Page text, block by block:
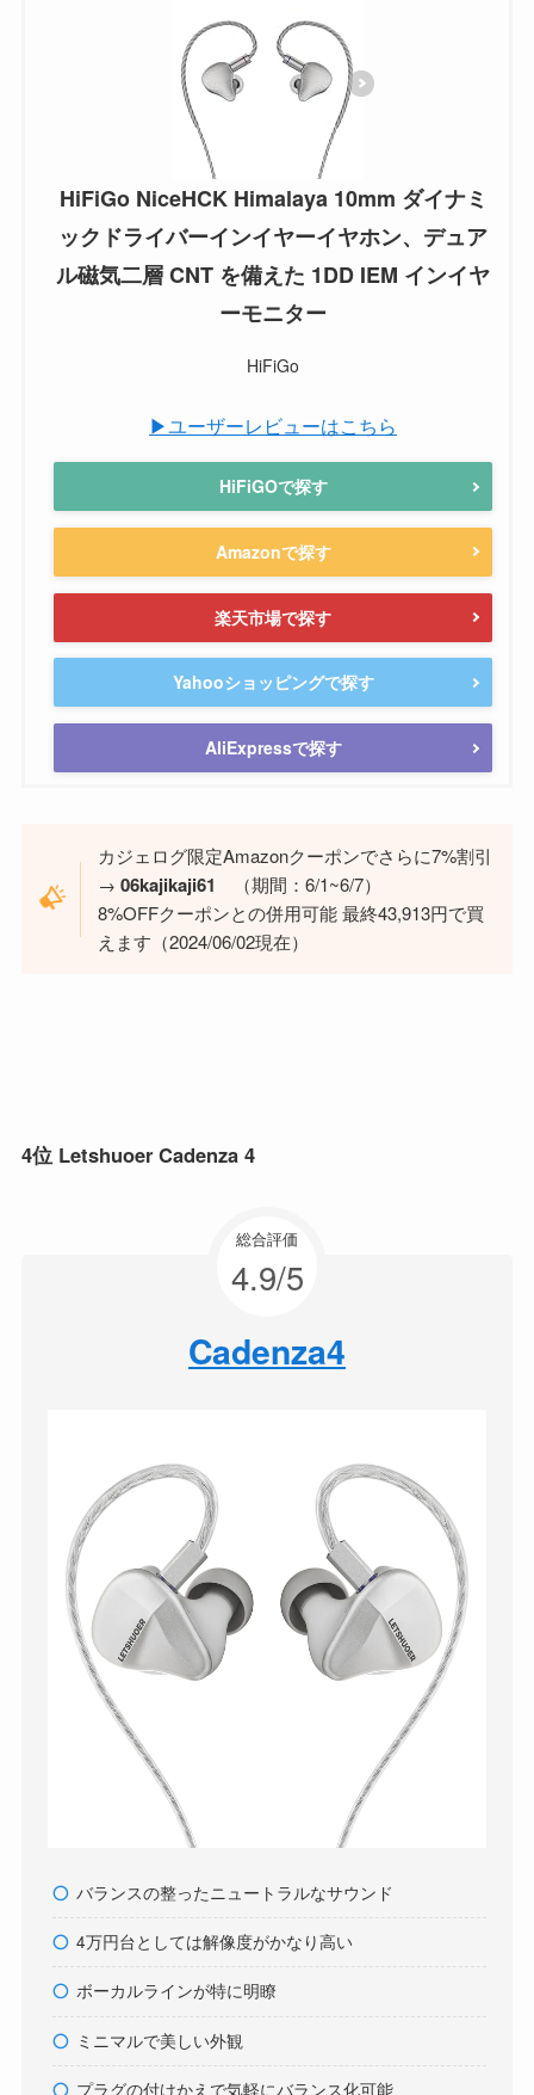
HiFiGo NiceHCK Himalaya 10mm ダイナミ
ックドライバーインイヤーイヤホン、デュア
ル磁気二層 CNT を備えた 1DD IEM インイヤ
ーモニター
HiFiGo
▶ユーザーレビューはこちら
HiFiGOで探す
Amazonで探す
楽天市場で探す
Yahooショッピングで探す
AliExpressで探す
カジェログ限定Amazonクーポンでさらに7%割引
→ 06kajikaji61 （期間：6/1~6/7）
8%OFFクーポンとの併用可能 最終43,913円で買
えます（2024/06/02現在）
4位 Letshuoer Cadenza 4
総合評価
4.9/5
Cadenza4
バランスの整ったニュートラルなサウンド
4万円台としては解像度がかなり高い
ボーカルラインが特に明瞭
ミニマルで美しい外観
プラグの付けかえで気軽にバランス化可能